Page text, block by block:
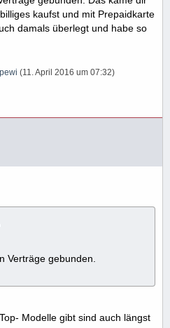
kaufst und mit Prepaidkarte
damals überlegt und habe so
(11. April 2016 um 07:32)
Verträge gebunden.
Modelle gibt sind auch längst